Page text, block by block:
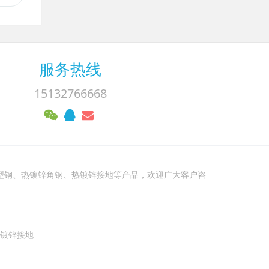
服务热线
15132766668
、热镀锌角钢、热镀锌接地等产品，欢迎广大客户咨
锌接地